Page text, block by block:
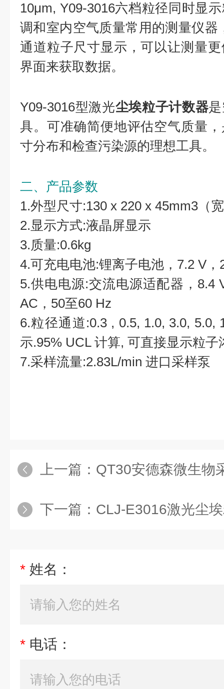
10μm, Y09-3016六档粒径同时显
调和室内空气质量常用的测量仪器
通道粒子尺寸显示，可以让测量
界面来获取数据。
Y09-3016型激光尘埃粒子计数器
具。可准确简便地评估空气质量
寸分布和检查污染源的理想工具。
二、产品参数
1.外型尺寸:130 x 220 x 45mm3（
2.显示方式:液晶屏显示
3.质量:0.6kg
4.可充电电池:锂离子电池，7.2 V，
5.供电电源:交流电源适配器，8.4
AC，50至60 Hz
6.粒径通道:0.3 , 0.5, 1.0, 3.0, 5.0,
示.95% UCL 计算, 可直接显示粒子
7.采样流量:2.83L/min 进口采样泵
上一篇： QT30安德森微生物采
下一篇： CLJ-E3016激光尘
* 姓名：
* 电话：